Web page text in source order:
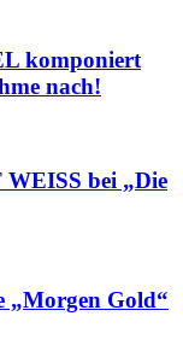
komponiert
nach!
bei „Die
„Morgen Gold“